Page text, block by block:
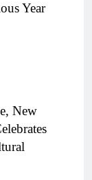
Year
New